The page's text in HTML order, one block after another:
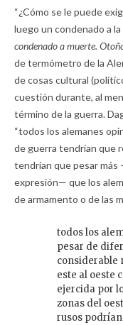
“¿Cómo se le puede
luego un condenado a
condenado a muerte.
de termómetro de la
de cosas cultural
cuestión durante, al
término de la guerra.
“todos los alemanes
de guerra tendrían que
tendrían que pesar
expresión— que los
de armamento o de las
todos los
pesar de
considerable
este al oeste
ejercida por
zonas del
rusos